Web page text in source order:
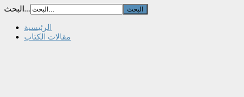
البحث...
الرئيسية
مقالات الكتاب